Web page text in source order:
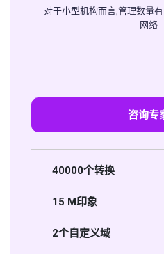
对于小型机构而言,管理数量
网络
咨询专
40000个转换
15 M印象
2个自定义域